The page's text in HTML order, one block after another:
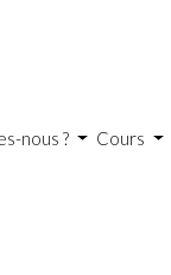
nous ? Cours